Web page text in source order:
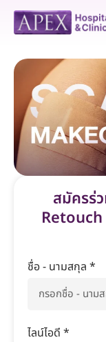
สมัครร่
ชื่อ - นามสกุล *
ไลน์ไอดี *